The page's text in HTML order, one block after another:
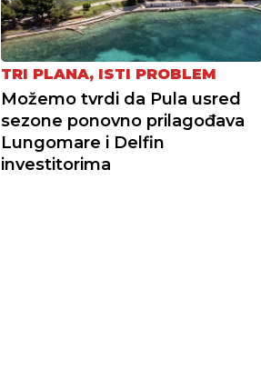
TRI PLANA, ISTI PROBLEM
Možemo tvrdi da Pula usred
sezone ponovno prilagođava
Lungomare i Delfin
investitorima